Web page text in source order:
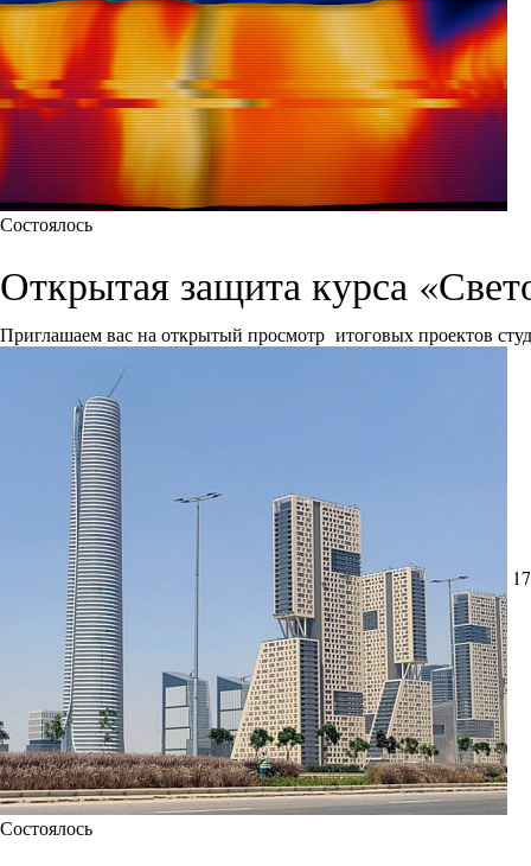
Состоялось
Открытая защита курса
Приглашаем вас на открытый просмотр итоговых проектов
Состоялось